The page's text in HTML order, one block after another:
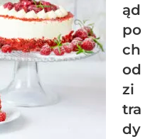
ąd
po
ch
od
zi
tra
dy